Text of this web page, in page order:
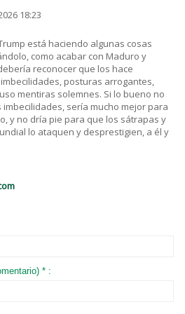
18:23
está haciendo algunas cosas
como acabar con Maduro y
reconocer que los hace
posturas arrogantes,
mentiras solemnes. Si lo bueno no
sería mucho mejor para
y no dría pie para que los sátrapas y
lo ataquen y desprestigien, a él y
* :